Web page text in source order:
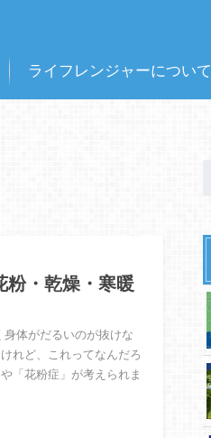
ライフレンジャーについて
粉・乾燥・寒暖
体がだるいのが抜けな
れど、これってなんだろ
「花粉症」が考えられま